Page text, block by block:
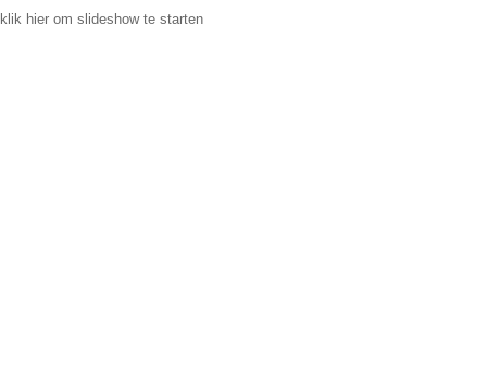
klik hier om slideshow te starten